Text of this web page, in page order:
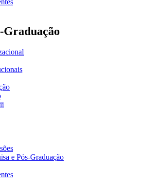
Graduação
e Pós-Graduação